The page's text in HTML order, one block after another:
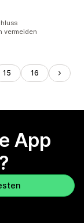
vermeiden
15 16
App